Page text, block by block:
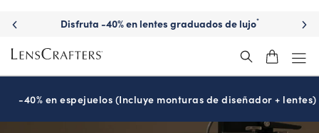
lujo Descubre gafas de sol graduadas de marca
-40% en espejuelos (Incluye monturas de diseñador + lentes)